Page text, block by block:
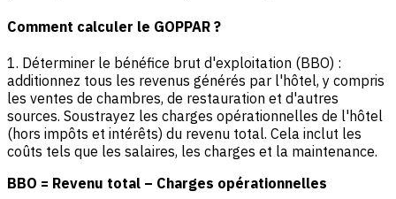
Comment calculer le GOPPAR ?
1. Déterminer le bénéfice brut d'exploitation (BBO) :
additionnez tous les revenus générés par l'hôtel, y compris
les ventes de chambres, de restauration et d'autres
sources. Soustrayez les charges opérationnelles de l'hôtel
(hors impôts et intérêts) du revenu total. Cela inclut les
coûts tels que les salaires, les charges et la maintenance.
BBO = Revenu total – Charges opérationnelles